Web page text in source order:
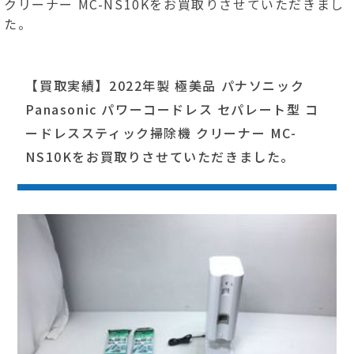
た。
【買取実績】2022年製 極美品 パナソニック
Panasonic パワーコードレス セパレート型 コ
ードレススティック掃除機 クリーナー MC-
NS10Kをお買取りさせていただきました。